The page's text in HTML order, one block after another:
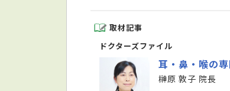
取材記事
ドクターズファイル
耳・鼻・喉の
榊原 敦子 院長